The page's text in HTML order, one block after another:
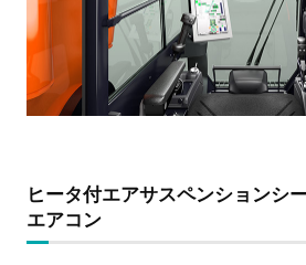
ヒータ付エアサスペンションシ
エアコン